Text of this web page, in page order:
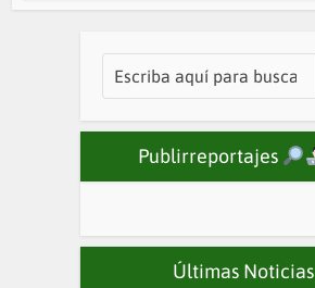
Publirreportajes
Últimas Noticias